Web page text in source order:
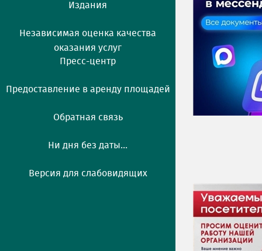
Издания
Независимая оценка качества
оказания услуг
Пресс-центр
Предоставление в аренду площадей
Обратная связь
Ни дня без даты...
Версия для слабовидящих